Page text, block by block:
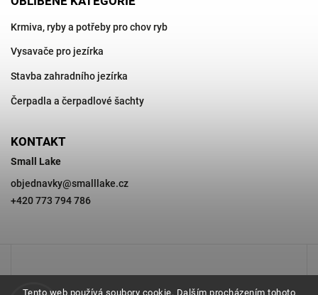
Tento web používá soubory cookie. Dalším procházením tohoto
Krmiva, ryby a potřeby pro chov ryb
Vysavače pro jezírka
Stavba zahradního jezírka
Čerpadla a čerpadlové šachty
KONTAKT
Small Lake
objednavky@smalllake.cz
+420 773 794 786